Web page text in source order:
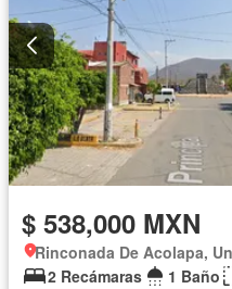
$ 538,000 MXN
2 Recámaras
1 Baño